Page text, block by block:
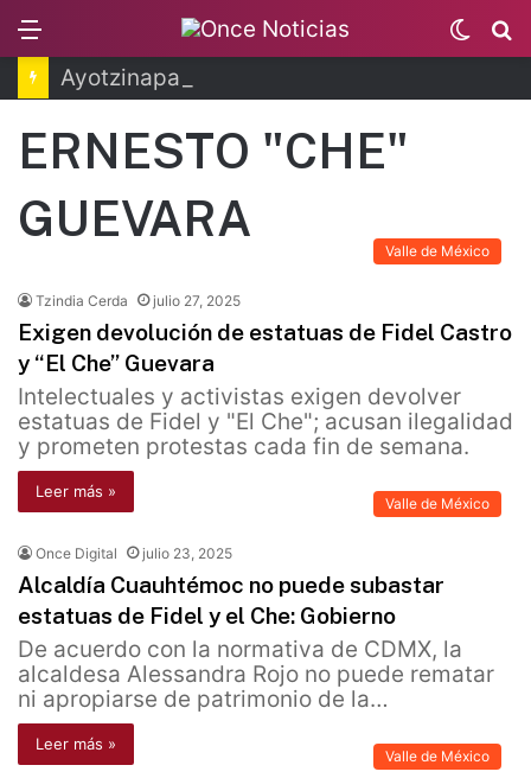
Switch
skin
ERNESTO "CHE"
GUEVARA
Valle de México
Tzindia Cerda julio 27, 2025
Exigen devolución de estatuas de Fidel Castro
y “El Che” Guevara
Intelectuales y activistas exigen devolver
estatuas de Fidel y "El Che"; acusan ilegalidad
y prometen protestas cada fin de semana.
Leer más »
Valle de México
Once Digital julio 23, 2025
Alcaldía Cuauhtémoc no puede subastar
estatuas de Fidel y el Che: Gobierno
De acuerdo con la normativa de CDMX, la
alcaldesa Alessandra Rojo no puede rematar
ni apropiarse de patrimonio de la…
Leer más »
Valle de México